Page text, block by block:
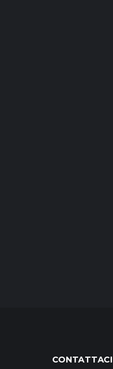
CONTATTACI